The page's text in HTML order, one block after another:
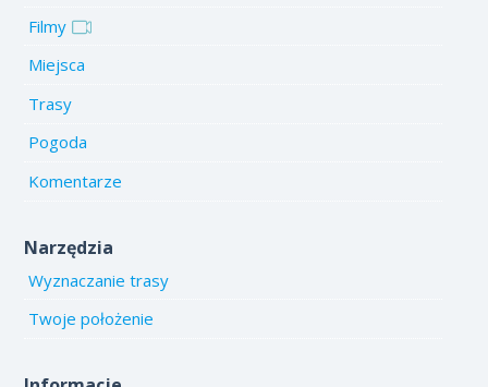
Filmy
Miejsca
Trasy
Pogoda
Komentarze
Narzędzia
Wyznaczanie trasy
Twoje położenie